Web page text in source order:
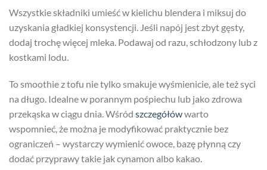
Wszystkie składniki umieść w kielichu blendera i miksuj do
uzyskania gładkiej konsystencji. Jeśli napój jest zbyt gęsty,
dodaj trochę więcej mleka. Podawaj od razu, schłodzony lub z
kostkami lodu.
To smoothie z tofu nie tylko smakuje wyśmienicie, ale też syci
na długo. Idealne w porannym pośpiechu lub jako zdrowa
przekąska w ciągu dnia. Wśród szczegółówwarto
wspomnieć, że można je modyfikować praktycznie bez
ograniczeń – wystarczy wymienić owoce, bazę płynną czy
dodać przyprawy takie jak cynamon albo kakao.